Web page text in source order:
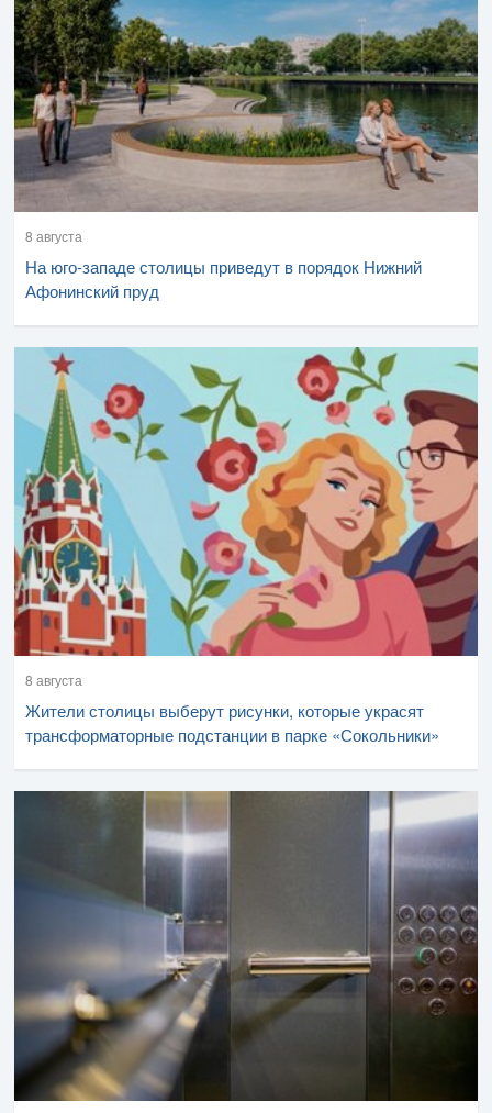
8 августа
На юго-западе столицы приведут в порядок Нижний
Афонинский пруд
8 августа
Жители столицы выберут рисунки, которые украсят
трансформаторные подстанции в парке «Сокольники»